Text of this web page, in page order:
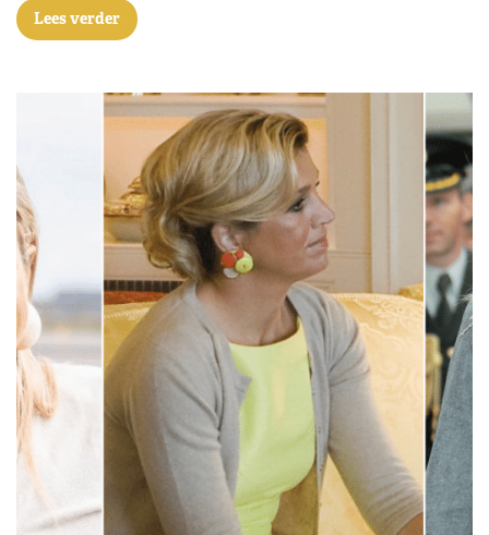
Lees verder